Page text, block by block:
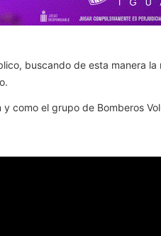
buscando de esta manera
como el grupo de Bomberos